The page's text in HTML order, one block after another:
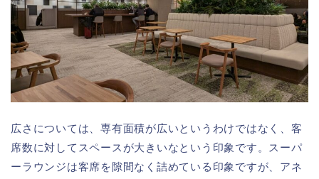
広さについては、専有面積が広いというわけではなく、客
席数に対してスペースが大きいなという印象です。スーパ
ーラウンジは客席を隙間なく詰めている印象ですが、アネ